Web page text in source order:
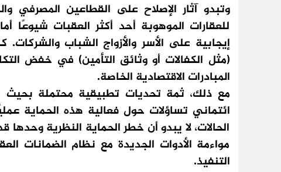
وتبدو آثار الإصلاح على القطاعين المصرفي
للعقارات الموهوبة أحد أكثر العقبات شيوعًا
إيجابية على الأسر والأزواج الشباب
(مثل الكفالات أو وثائق التأمين) في خفض
المبادرات الاقتصادية الخاصة.
مع ذلك، ثمة تحديات تطبيقية محتملة بحيث
ائتماني تساؤلات حول فعالية هذه الحماية
الحالات، لا يبدو أن خطر الحماية النظرية
مواءمة الأدوات الجديدة مع نظام الضمانات
التنفيذ.